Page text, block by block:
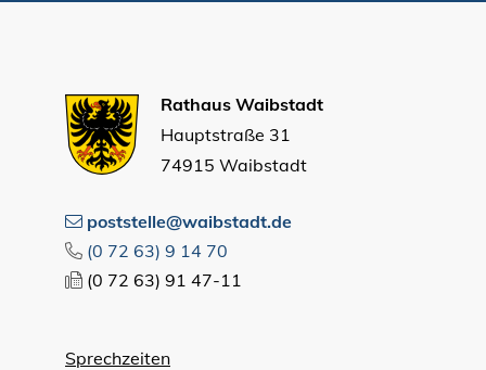
Rathaus Waibstadt
Hauptstraße 31
74915 Waibstadt
poststelle@waibstadt.de
(0 72 63) 9 14 70
(0 72 63) 91 47-11
Sprechzeiten